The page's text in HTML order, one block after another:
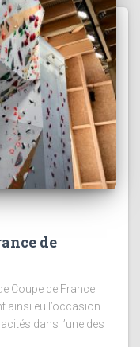
de
Coupe de France
ainsi eu l’occasion
dans l’une des